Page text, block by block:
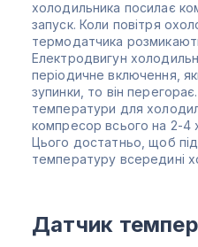
холодильника посилає
запуск. Коли повітря
термодатчика
Електродвигун
періодичне включення,
зупинки, то він
температури для
компресор всього на 2-4
Цього достатньо, щоб
температуру всередині
Датчик